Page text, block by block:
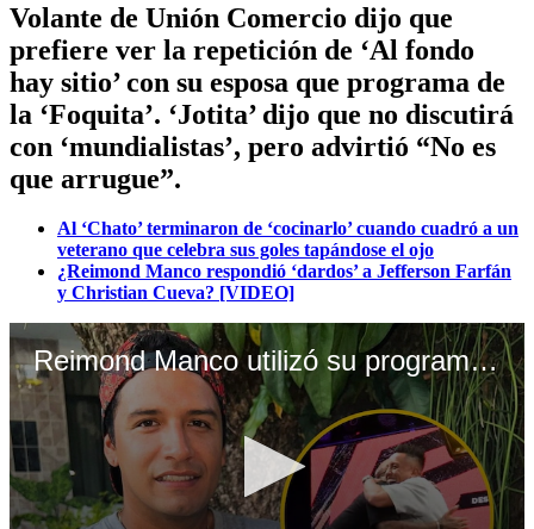
Volante de Unión Comercio dijo que
prefiere ver la repetición de ‘Al fondo
hay sitio’ con su esposa que programa de
la ‘Foquita’. ‘Jotita’ dijo que no discutirá
con ‘mundialistas’, pero advirtió “No es
que arrugue”.
Al ‘Chato’ terminaron de ‘cocinarlo’ cuando cuadró a un
veterano que celebra sus goles tapándose el ojo
¿Reimond Manco respondió ‘dardos’ a Jefferson Farfán
y Christian Cueva? [VIDEO]
Reimond Manco utilizó su programa para respoderle a Jefferson Farfán y Christian Cueva (Video: Cojo y Manco)